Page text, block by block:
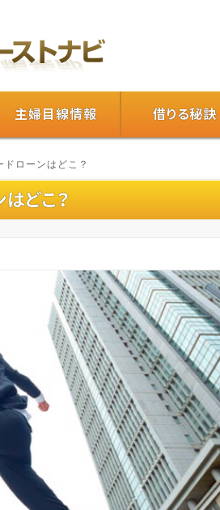
主婦目線情報 借りる秘訣
ローンはどこ？
どこ？